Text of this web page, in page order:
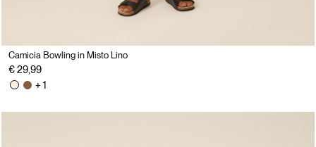
Camicia Bowling in Misto Lino
€ 29,99
+ 1